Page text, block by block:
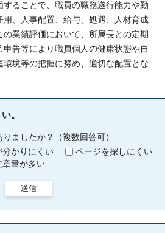
ることで、職員の職務遂行能力や勤
、人事配置、給与、処遇、人材育成
業績評価において、所属長との定期
告等により職員個人の健康状態や自
境等の把握に努め、適切な配置とな
。
ましたか？（複数回答可）
分かりにくい
ページを探しにくい
章量が多い
送信